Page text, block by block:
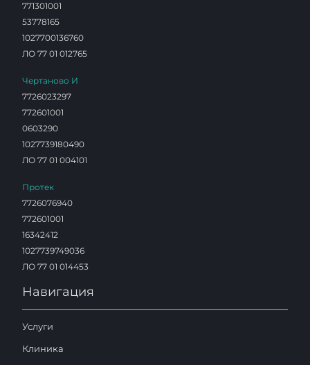
771301001
53778165
1027700136760
ЛО 77 01 012765
Чертаново И
7726023297
772601001
0603290
1027739180490
ЛО 77 01 004101
Протек
7726076940
772601001
16342412
1027739749036
ЛО 77 01 014453
Навигация
Услуги
Клиника